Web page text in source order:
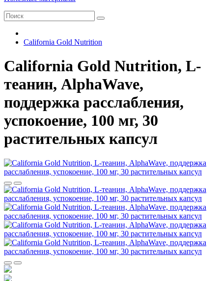
California Gold Nutrition
California Gold Nutrition, L-
теанин, AlphaWave,
поддержка расслабления,
успокоение, 100 мг, 30
растительных капсул